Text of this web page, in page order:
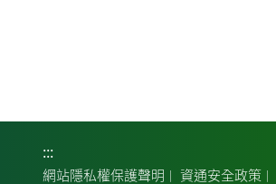
:::
網站隱私權保護聲明 ｜ 資通安全政策 ｜